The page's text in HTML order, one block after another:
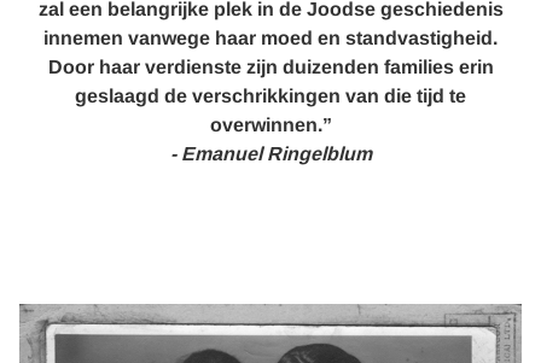
zal een belangrijke plek in de Joodse geschiedenis
innemen vanwege haar moed en standvastigheid.
Door haar verdienste zijn duizenden families erin
geslaagd de verschrikkingen van die tijd te
overwinnen.”
- Emanuel Ringelblum